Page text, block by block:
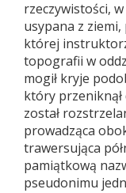
rzeczywistości,
usypana z ziemi,
której
topografii w
mogił kryje
który
został
prowadząca
trawersująca
pamiątkową
pseudonimu